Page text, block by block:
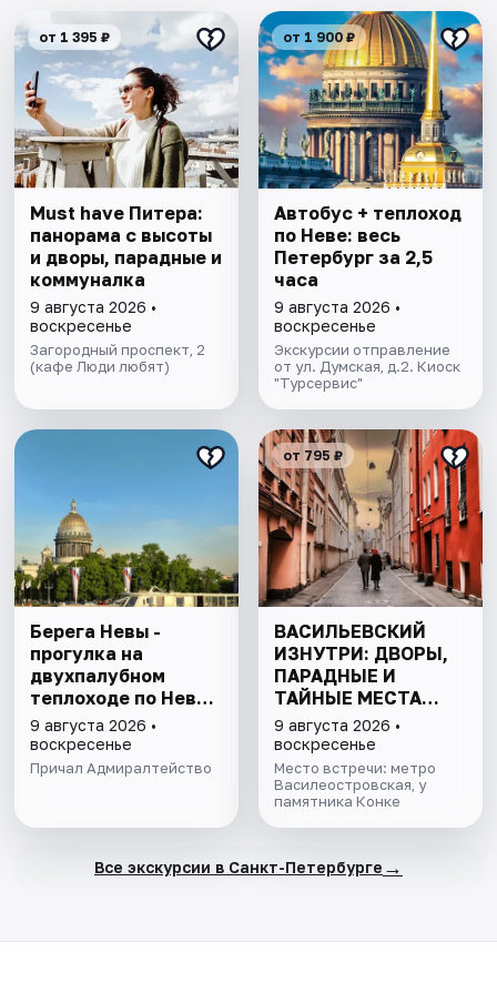
от 1 395 ₽
Must have Питера:
панорама с высоты
и дворы, парадные и
коммуналка
9 августа 2026 •
воскресенье
Загородный проспект, 2
(кафе Люди любят)
от 1 900 ₽
Автобус + теплоход
по Неве: весь
Петербург за 2,5
часа
9 августа 2026 •
воскресенье
Экскурсии отправление
от ул. Думская, д.2. Киоск
"Турсервис"
Берега Невы -
прогулка на
двухпалубном
теплоходе по Неве
с подходом к
Финскому заливу
9 августа 2026 •
воскресенье
Причал Адмиралтейство
от 795 ₽
ВАСИЛЬЕВСКИЙ
ИЗНУТРИ: ДВОРЫ,
ПАРАДНЫЕ И
ТАЙНЫЕ МЕСТА
ОСТРОВА
9 августа 2026 •
воскресенье
Место встречи: метро
Василеостровская, у
памятника Конке
Все экскурсии в Санкт-Петербурге →